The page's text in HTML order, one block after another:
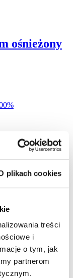
plikach cookies
treści
i
o tym, jak
partnerom
ośnieżony